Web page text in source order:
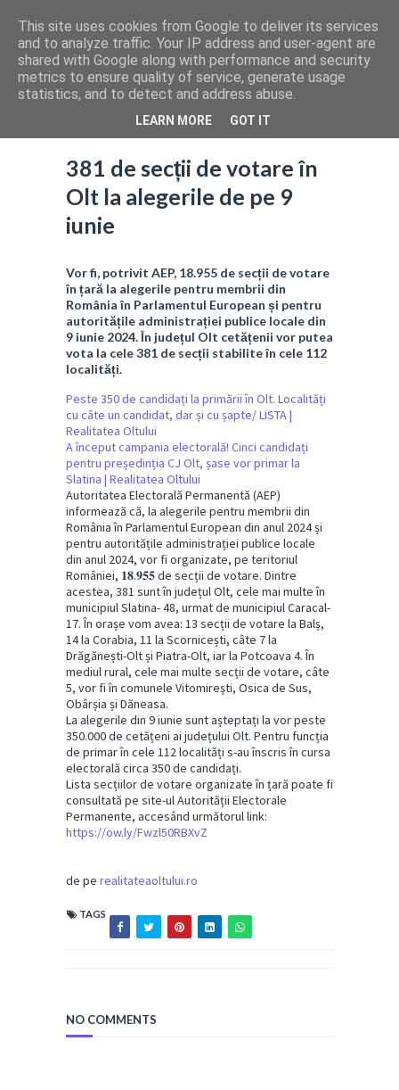
381 de secții de votare în
Olt la alegerile de pe 9
iunie
Vor fi, potrivit AEP, 18.955 de secții de votare
în țară la alegerile pentru membrii din
România în Parlamentul European și pentru
autoritățile administrației publice locale din
9 iunie 2024. În județul Olt cetățenii vor putea
vota la cele 381 de secții stabilite în cele 112
localități.
Peste 350 de candidați la primării în Olt. Localități
cu câte un candidat, dar și cu șapte/ LISTA |
Realitatea Oltului
A început campania electorală! Cinci candidați
pentru președinția CJ Olt, șase vor primar la
Slatina | Realitatea Oltului
Autoritatea Electorală Permanentă (AEP)
informează că, la alegerile pentru membrii din
România în Parlamentul European din anul 2024 și
pentru autoritățile administrației publice locale
din anul 2024, vor fi organizate, pe teritoriul
României, 𝟏𝟖.𝟗𝟓𝟓 de secții de votare. Dintre
acestea, 381 sunt în județul Olt, cele mai multe în
municipiul Slatina- 48, urmat de municipiul Caracal-
17. În orașe vom avea: 13 secții de votare la Balș,
14 la Corabia, 11 la Scornicești, câte 7 la
Drăgănești-Olt și Piatra-Olt, iar la Potcoava 4. În
mediul rural, cele mai multe secții de votare, câte
5, vor fi în comunele Vitomirești, Osica de Sus,
Obârșia și Dăneasa.
La alegerile din 9 iunie sunt așteptați la vor peste
350.000 de cetățeni ai județului Olt. Pentru funcția
de primar în cele 112 localități s-au înscris în cursa
electorală circa 350 de candidați.
Lista secțiilor de votare organizate în țară poate fi
consultată pe site-ul Autorității Electorale
Permanente, accesând următorul link:
https://ow.ly/Fwzl50RBXvZ
de pe realitateaoltului.ro
TAGS
NO COMMENTS
This site uses cookies from Google to deliver its services
and to analyze traffic. Your IP address and user-agent are
shared with Google along with performance and security
metrics to ensure quality of service, generate usage
statistics, and to detect and address abuse.
LEARN MORE GOT IT